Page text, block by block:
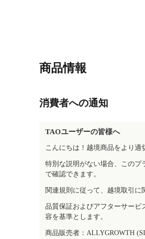
商品情報
消費者への通知
TAOユーザーの皆様へ
こんにちは！越境商品をより適
特別な説明がない場合、このプ
で確認できます。
関連規則に従って、越境取引に
品質保証およびアフターサービ
容を基準とします。
商品販売者：ALLYGROWTH